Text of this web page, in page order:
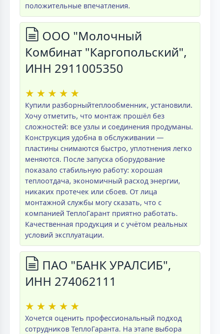
положительные впечатления.
ООО "Молочный
Комбинат "Каргопольский",
ИНН 2911005350
★ ★ ★ ★ ★
Купили разборныйтеплообменник, установили.
Хочу отметить, что монтаж прошёл без
сложностей: все узлы и соединения продуманы.
Конструкция удобна в обслуживании —
пластины снимаются быстро, уплотнения легко
меняются. После запуска оборудование
показало стабильную работу: хорошая
теплоотдача, экономичный расход энергии,
никаких протечек или сбоев. От лица
монтажной службы могу сказать, что с
компанией ТеплоГарант приятно работать.
Качественная продукция и с учётом реальных
условий эксплуатации.
ПАО "БАНК УРАЛСИБ",
ИНН 274062111
★ ★ ★ ★ ★
Хочется оценить профессиональный подход
сотрудников ТеплоГаранта. На этапе выбора